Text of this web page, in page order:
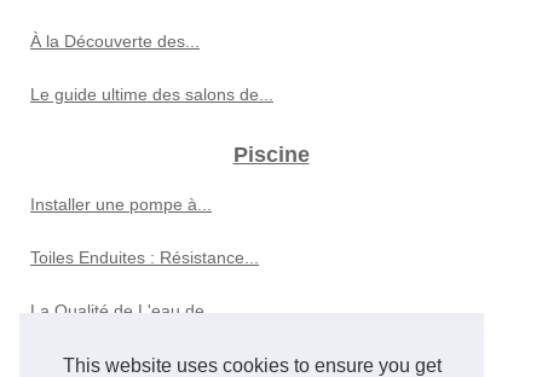
This website uses cookies to ensure you get
À la Découverte des...
Le guide ultime des salons de...
Piscine
Installer une pompe à...
Toiles Enduites : Résistance...
La Qualité de L'eau de...
Spa